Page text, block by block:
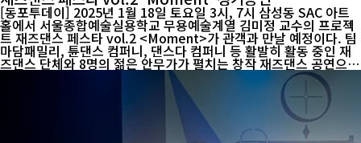
[동포투데이] 2025년 1월 18일 토요일 3시, 7시 삼성동 SAC 아트
홀에서 서울종합예술실용학교 무용예술계열 김미정 교수의 프로젝
트 재즈댄스 페스타 vol.2 <Moment>가 관객과 만날 예정이다. 팀
마담패밀리, 튠댄스 컴퍼니, 댄스다 컴퍼니 등 활발히 활동 중인 재
즈댄스 단체와 8명의 젊은 안무가가 펼치는 창작 재즈댄스 공연으로
씨어터 스타일을 비롯해 컨템포러리 재즈댄스, 릴리컬 재즈댄스, 힐
코레오 등 다양한 컨셉과 독창적 무대가 올해도 커다란 관심을 끌고
운 호응 속에 성료되었던 재즈댄스페스타vol.1 <Memory>는 영댄
서의 대학을 졸업하고 활동하는 재즈댄스 안무가들과 김미정, 양시